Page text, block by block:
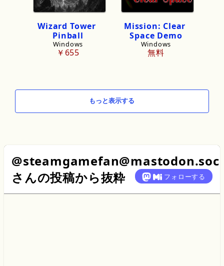
Wizard Tower
Pinball
Windows
￥655
Mission: Clear
Space Demo
Windows
無料
もっと表示する
さんの投稿から抜粋 フォローする